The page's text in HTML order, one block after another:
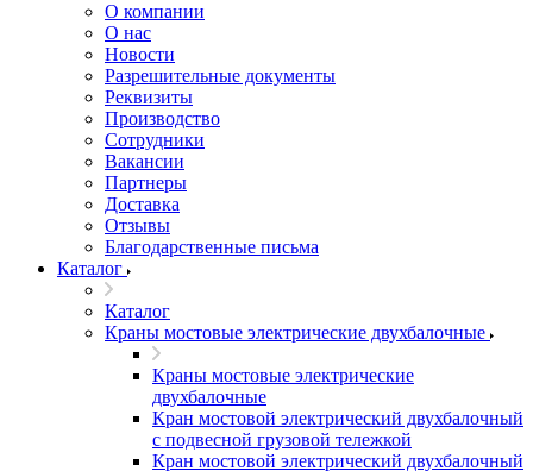
О компании
О нас
Новости
Разрешительные документы
Реквизиты
Производство
Сотрудники
Вакансии
Партнеры
Доставка
Отзывы
Благодарственные письма
Каталог
Каталог
Краны мостовые электрические двухбалочные
Краны мостовые электрические
двухбалочные
Кран мостовой электрический двухбалочный
с подвесной грузовой тележкой
Кран мостовой электрический двухбалочный